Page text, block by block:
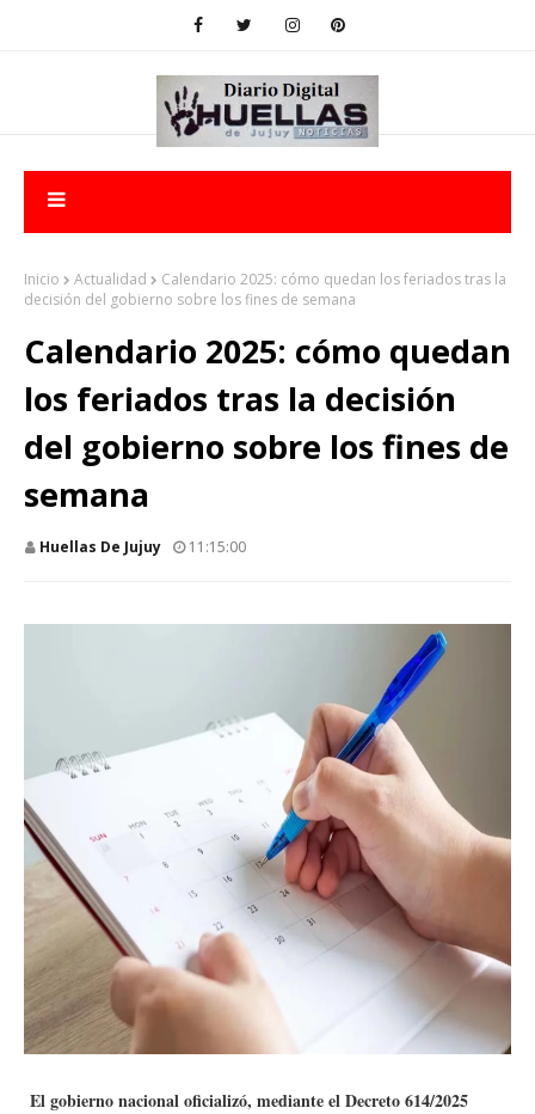
Inicio Actualidad
Calendario 2025: cómo quedan los feriados tras la
decisión del gobierno sobre los fines de semana
Calendario 2025: cómo quedan
los feriados tras la decisión
del gobierno sobre los fines de
semana
Huellas De Jujuy 11:15:00
El gobierno nacional oficializó, mediante el Decreto 614/2025